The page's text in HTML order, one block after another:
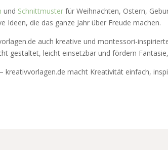
und Schnittmuster für Weihnachten, Ostern,
Ideen, die das ganze Jahr über Freude machen.
auch kreative und montessori-
gestaltet, leicht einsetzbar und fördern
macht Kreativität einfach,